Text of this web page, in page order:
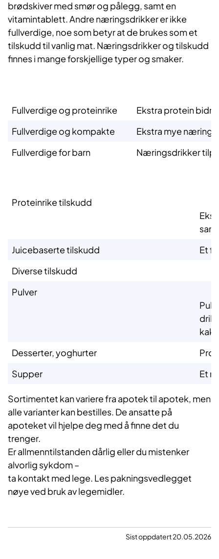
brødskiver med smør og pålegg, samt en
vitamintablett. Andre næringsdrikker er ikke
fullverdige, noe som betyr at de brukes som et
tilskudd til vanlig mat. Næringsdrikker og tilskudd
finnes i mange forskjellige typer og smaker.​
​Fullverdige og proteinrike
​Ekstra protein
​Fullverdige og kompakte
​Ekstra mye næring
​Fullverdige for barn
​Næringsdrikker
​Proteinrike tilskudd
​Juicebaserte tilskudd
​Et
​Diverse tilskudd
​Pulver
​Desserter, yoghurter
​Supper
​Et
Sortimentet kan variere fra apotek til apotek, men
alle varianter kan bestilles. De ansatte på
apoteket vil hjelpe deg med å finne det du
trenger.
Er allmenntilstanden dårlig eller du mistenker
alvorlig sykdom –
ta kontakt med lege. Les pakningsvedlegget
nøye ved bruk av legemidler.
Sist oppdatert 20.05.2026